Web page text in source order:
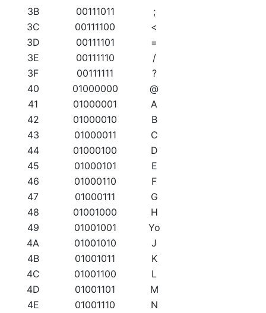
3B
00111011
;
3C
00111100
<
3D
00111101
=
3E
00111110
/
3F
00111111
?
40
01000000
@
41
01000001
A
42
01000010
B
43
01000011
C
44
01000100
D
45
01000101
E
46
01000110
F
47
01000111
G
48
01001000
H
49
01001001
Yo
4A
01001010
J
4B
01001011
K
4C
01001100
L
4D
01001101
M
4E
01001110
N